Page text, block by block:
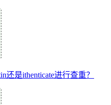
还是ithenticate进行查重？